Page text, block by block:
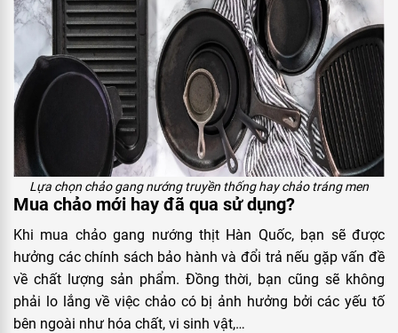
Lựa chọn chảo gang nướng truyền thống hay chảo tráng men
Mua chảo mới hay đã qua sử dụng?
Khi mua chảo gang nướng thịt Hàn Quốc, bạn sẽ được
hưởng các chính sách bảo hành và đổi trả nếu gặp vấn đề
về chất lượng sản phẩm. Đồng thời, bạn cũng sẽ không
phải lo lắng về việc chảo có bị ảnh hưởng bởi các yếu tố
bên ngoài như hóa chất, vi sinh vật,…